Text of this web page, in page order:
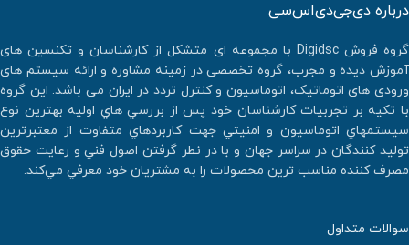
درباره دی‌جی‌دی‌اس‌سی
گروه فروش Digidsc با مجموعه ای متشکل از کارشناسان و تکنسین های
آموزش دیده و مجرب، گروه تخصصی در زمینه مشاوره و ارائه سیستم های
ورودی های اتوماتیک، اتوماسیون و کنترل تردد در ایران می باشد. اين گروه
با تكيه بر تجربيات كارشناسان خود پس از بررسي هاي اوليه بهترين نوع
سيستمهاي اتوماسيون و امنيتي جهت كاربردهاي متفاوت از معتبرترين
توليد كنندگان در سراسر جهان و با در نطر گرفتن اصول فني و رعايت حقوق
مصرف كننده مناسب ترين محصولات را به مشتريان خود معرفي مي‌كند.
سوالات متداول